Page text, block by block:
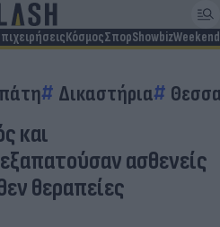
ΚόσμοςΣπορShowbizWeekend
Δικαστήρια
και
ασθενείς
θεραπείες